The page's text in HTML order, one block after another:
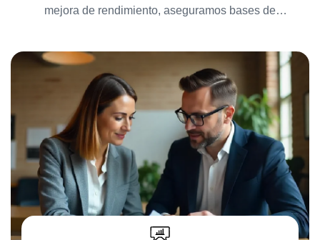
mejora de rendimiento, aseguramos bases de